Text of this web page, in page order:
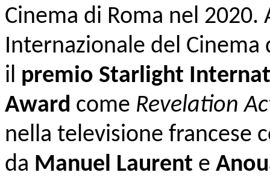
Cinema di Roma nel
Internazionale del
il premio Starlight
Award come Revelation
nella televisione francese
da Manuel Laurent e